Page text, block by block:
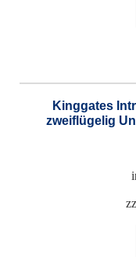
Kinggates
zweiflügelig